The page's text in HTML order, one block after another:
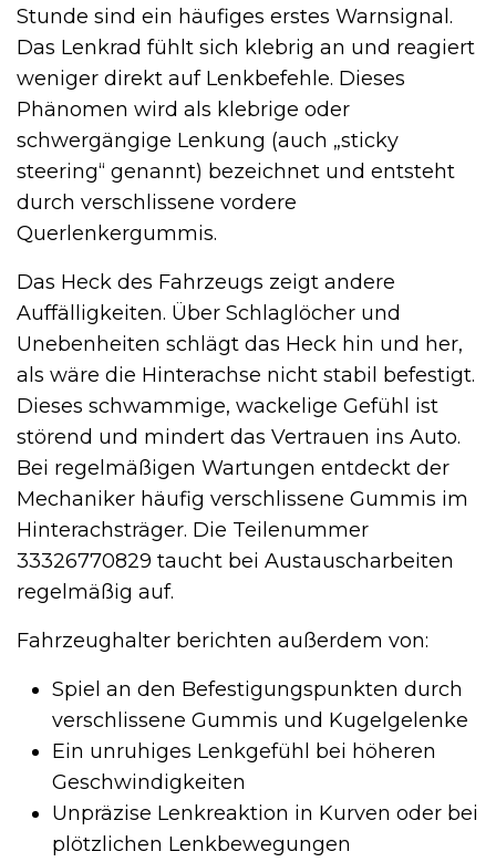
Stunde sind ein häufiges erstes Warnsignal.
Das Lenkrad fühlt sich klebrig an und reagiert
weniger direkt auf Lenkbefehle. Dieses
Phänomen wird als klebrige oder
schwergängige Lenkung (auch „sticky
steering“ genannt) bezeichnet und entsteht
durch verschlissene vordere
Querlenkergummis.
Das Heck des Fahrzeugs zeigt andere
Auffälligkeiten. Über Schlaglöcher und
Unebenheiten schlägt das Heck hin und her,
als wäre die Hinterachse nicht stabil befestigt.
Dieses schwammige, wackelige Gefühl ist
störend und mindert das Vertrauen ins Auto.
Bei regelmäßigen Wartungen entdeckt der
Mechaniker häufig verschlissene Gummis im
Hinterachsträger. Die Teilenummer
33326770829 taucht bei Austauscharbeiten
regelmäßig auf.
Fahrzeughalter berichten außerdem von:
Spiel an den Befestigungspunkten durch
verschlissene Gummis und Kugelgelenke
Ein unruhiges Lenkgefühl bei höheren
Geschwindigkeiten
Unpräzise Lenkreaktion in Kurven oder bei
plötzlichen Lenkbewegungen